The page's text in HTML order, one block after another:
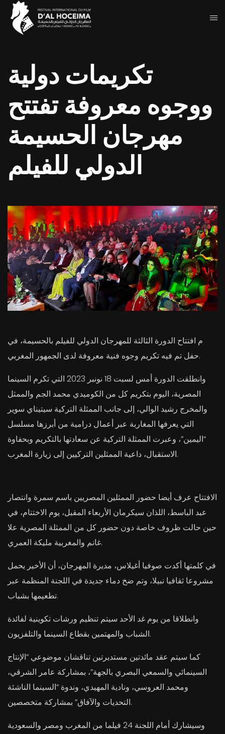
تكريمات دولية
ووجوه معروفة تفتتح
مهرجان الحسيمة
الدولي للفيلم
م افتتاح الدورة الثالثة للمهرجان الدولي للفيلم بالحسيمة، في
حفل تم فيه تكريم وجوه فنية معروفة لدى الجمهور المغربي.
وانطلقت الدورة أمس لسبت 18 نونبر 2023 التي تكرم السينما
المصرية، اليوم بتكريم كل من الكوميدي محمد الجم والممثل
والمخرج رشيد الوالي، إلى جانب الممثلة التركية سيتيناي سوير
التي يعرفها المغاربة عبر أعمال درامية من أبرزها مسلسل
“اليمين”، وعبرت الممثلة التركية عن سعادتها بالتكريم وبحفاوة
الاستقبال، داعية الممثلين التركيين إلى زيارة المغرب.
الافتتاح عرف أيضا حضور الممثلين المصريين باسم سمرة وانتصار
عبد الباسط، اللذان سيكرمان الأربعاء المقبل، يوم الاختتام، في
حين حالت ظروف خاصة دون حضور كل من الممثلة المصرية علا
غانم والمغربية مليكة العمري.
في كلمتها أكدت صوفيا أغيلاس، مديرة المهرجان، أن الأخير يحمل
مشروعا ثقافيا نبيلا، وتم ضخ دماء جديدة في اللجنة المنظمة عبر
تطعيمها بشباب.
وانطلاقا من يوم غد الأحد سيتم تنظيم ورشات تكوينية لفائدة
الشباب والمهتمين بقطاع السينما والتلفزيون.
كما سيتم عقد مائدتين مستديرتين تناقشان موضوعي “الإنتاج
السينمائي والسمعي البصري بالجهة”، بمشاركة عامر الشرقي،
ومحمد العروسي، ونادية المهيدي، وندوة “السينما الناشئة
التحديات والآفاق” بمشاركة متخصصين.
وسيشارك أمام اللجنة 24 فيلما من المغرب ومصر والسعودية